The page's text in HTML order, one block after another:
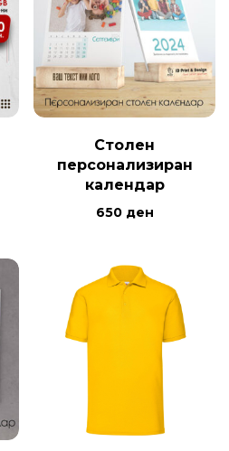
Столен
персонализиран
календар
650 ден